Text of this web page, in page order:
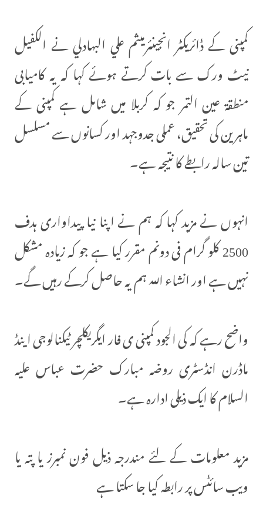
کمپنی کے ڈائریکٹر انجینئرميثم علي البهادلي نے الکفیل
نیٹ ورک سے بات کرتے ہوئے کہا کہ یہ کامیابی
منطقة عين التمر جو کہ کربلا میں شامل ہے کمپنی کے
ماہرین کی تحقیق، عملی جدوجہد اور کسانوں سے مسلسل
تین سالہ رابطے کا نتیجہ ہے۔
انہوں نے مزید کہا کہ ہم نے اپنا نیا پیداواری ہدف
2500 کلو گرام فی دونم مقرر کیا ہے جو کہ زیادہ مشکل
نہیں ہے اور انشاء اللہ ہم یہ حاصل کرکے رہیں گے۔
واضح رہے کہ کی الجود کمپنی ی فار ایگریکلچر ٹیکنالوجی اینڈ
ماڈرن انڈسٹری روضہ مبارک حضرت عباس علیہ
السلام کا ایک ذیلی ادارہ ہے۔
مزید معلومات کے لئے مندرجہ ذیل فون نمبرز یا پتہ یا
ویب سائٹس پر رابطہ کیا جا سکتا ہے